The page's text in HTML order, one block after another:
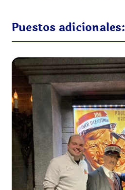
Puestos adicionales: